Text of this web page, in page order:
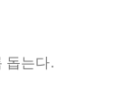
돕는다.